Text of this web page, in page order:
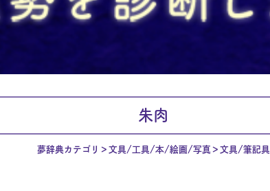
朱肉
夢辞典カテゴリ 文具/工具/本/絵画/写真 文具/筆記具